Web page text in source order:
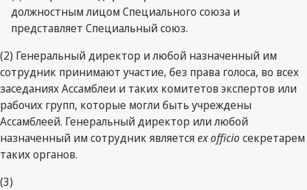
должностным лицом Специального союза и
представляет Специальный союз.
(2) Генеральный директор и любой назначенный им
сотрудник принимают участие, без права голоса, во всех
заседаниях Ассамблеи и таких комитетов экспертов или
рабочих групп, которые могли быть учреждены
Ассамблеей. Генеральный директор или любой
назначенный им сотрудник являетсяex officio секретарем
таких органов.
(3)